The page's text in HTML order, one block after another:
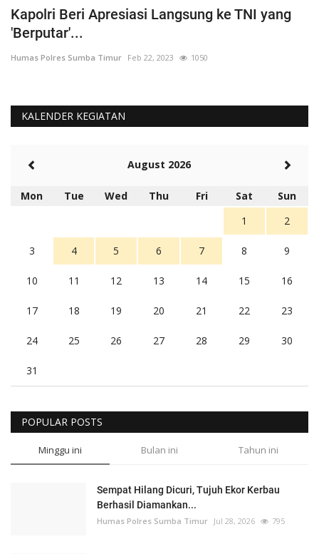
Kapolri Beri Apresiasi Langsung ke TNI yang
'Berputar'...
Humas Polres Sumba Timur Feb 22, 2023 1050
KALENDER KEGIATAN
August 2026
Mon Tue Wed Thu Fri Sat
Sun
1
2
3 4 5 6 7 8 9
10 11 12 13 14 15 16
17 18 19 20 21 22 23
24 25 26 27 28 29 30
31
POPULAR POSTS
Minggu ini Bulan ini Tahun ini
Sempat Hilang Dicuri, Tujuh Ekor Kerbau
Berhasil Diamankan...
Humas Polres Sumba Timur Jul 28, 2026 795